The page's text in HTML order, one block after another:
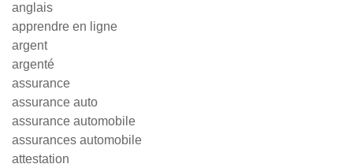
anglais
apprendre en ligne
argent
argenté
assurance
assurance auto
assurance automobile
assurances automobile
attestation